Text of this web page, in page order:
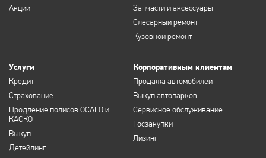
Акции
Запчасти и аксессуары
Слесарный ремонт
Кузовной ремонт
Услуги
Кредит
Страхование
Продление полисов ОСАГО и
КАСКО
Выкуп
Детейлинг
Корпоративным клиентам
Продажа автомобилей
Выкуп автопарков
Сервисное обслуживание
Госзакупки
Лизинг